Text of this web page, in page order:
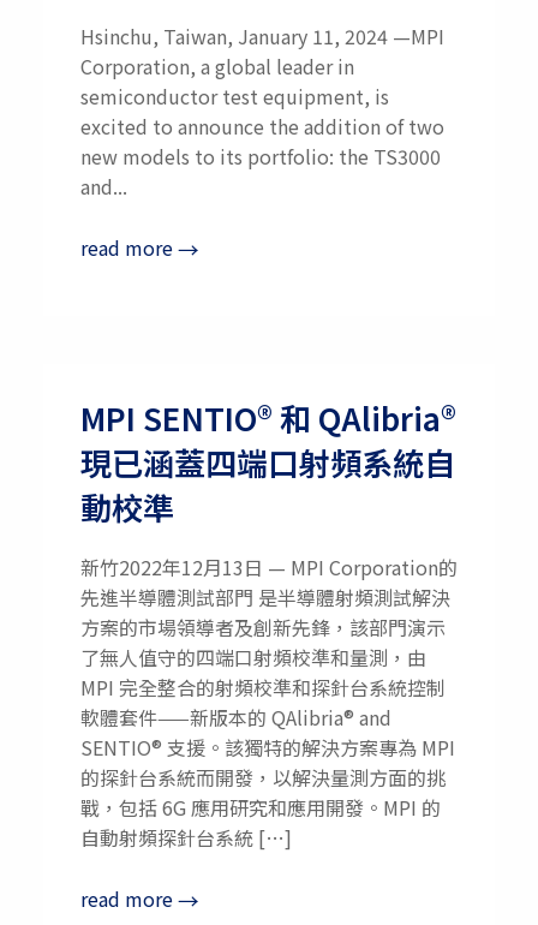
Hsinchu, Taiwan, January 11, 2024 —MPI
Corporation, a global leader in
semiconductor test equipment, is
excited to announce the addition of two
new models to its portfolio: the TS3000
and...
read more→
MPI SENTIO® 和 QAlibria®
現已涵蓋四端口射頻系統自
動校準
新竹2022年12月13日 — MPI Corporation的
先進半導體測試部門 是半導體射頻測試解決
方案的市場領導者及創新先鋒，該部門演示
了無人值守的四端口射頻校準和量測，由
MPI 完全整合的射頻校準和探針台系統控制
軟體套件——新版本的 QAlibria® and
SENTIO® 支援。該獨特的解決方案專為 MPI
的探針台系統而開發，以解決量測方面的挑
戰，包括 6G 應用研究和應用開發。MPI 的
自動射頻探針台系統 […]
read more→